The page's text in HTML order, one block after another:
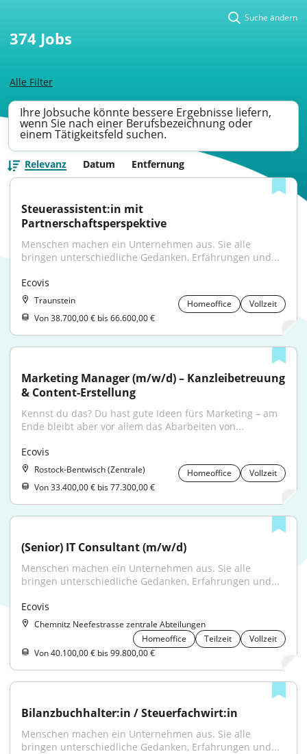
Alle Filter
Suche ändern
374 Jobs
Ihre Jobsuche könnte bessere Ergebnisse liefern,
wenn Sie nach einer Berufsbezeichnung oder
einem Tätigkeitsfeld suchen.
Relevanz Datum Entfernung
Steuerassistent:in mit
Partnerschaftsperspektive
Menschen machen ein Unternehmen aus. Sie alle
bringen unterschiedliche Gedanken, Erfahrungen und...
Ecovis
Traunstein Homeoffice
Vollzeit
Von 38.700,00 € bis 66.600,00 €
Marketing Manager (m/w/d) – Kanzleibetreuung
& Content-Erstellung
Kennst du das? Du hast gute Ideen fürs Marketing – am
Ende bleibt aber vor allem das Abarbeiten von...
Ecovis
Rostock-Bentwisch (Zentrale) Homeoffice
Vollzeit
Von 33.400,00 € bis 77.300,00 €
(Senior) IT Consultant (m/w/d)
Menschen machen ein Unternehmen aus. Sie alle
bringen unterschiedliche Gedanken, Erfahrungen und...
Ecovis
Chemnitz Neefestrasse zentrale Abteilungen
Homeoffice
Teilzeit
Vollzeit
Von 40.100,00 € bis 99.800,00 €
Bilanzbuchhalter:in / Steuerfachwirt:in
Menschen machen ein Unternehmen aus. Sie alle
bringen unterschiedliche Gedanken, Erfahrungen und...